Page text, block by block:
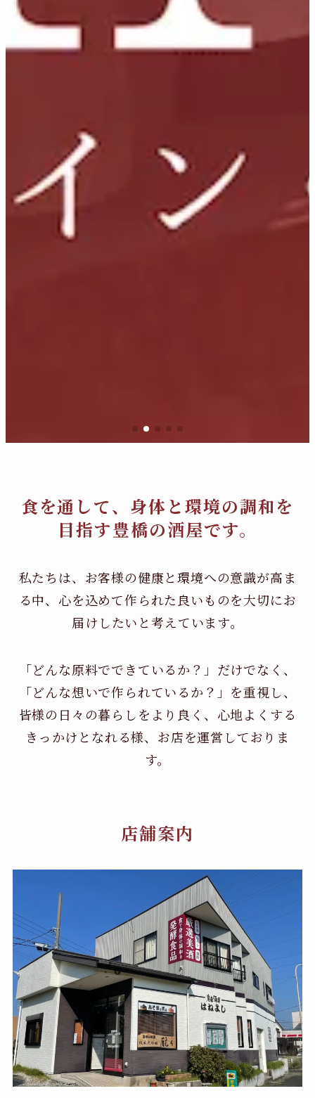
食を通して、身体と環境の調和を
目指す豊橋の酒屋です。
私たちは、お客様の健康と環境への意識が高ま
る中、 心を込めて作られた良いものを大切にお
届けしたいと考えています。
「どんな原料でできているか？」だけでなく、
「どんな想いで作られているか？」を重視し、
皆様の日々の暮らしをより良く、心地よくする
きっかけとなれる様、お店を運営しておりま
す。
店舗案内